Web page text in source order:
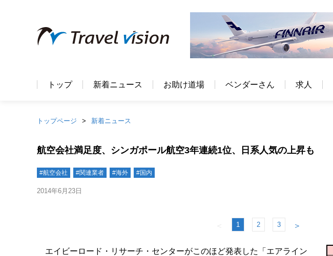
トップ 新着ニュース お助け道場 ベンダーさん 求人
トップページ 新着ニュース
航空会社満足度、シンガポール航空3年連続1位、日系人気の上昇も
#航空会社 #関連業者 #海外 #国内
2014年6月23日
＜ 1 2 3 ＞
エイビーロード・リサーチ・センターがこのほど発表した「エアライン